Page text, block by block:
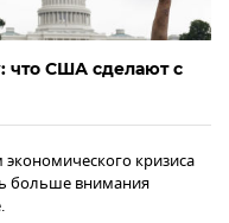
что США сделают с
кризиса
больше внимания